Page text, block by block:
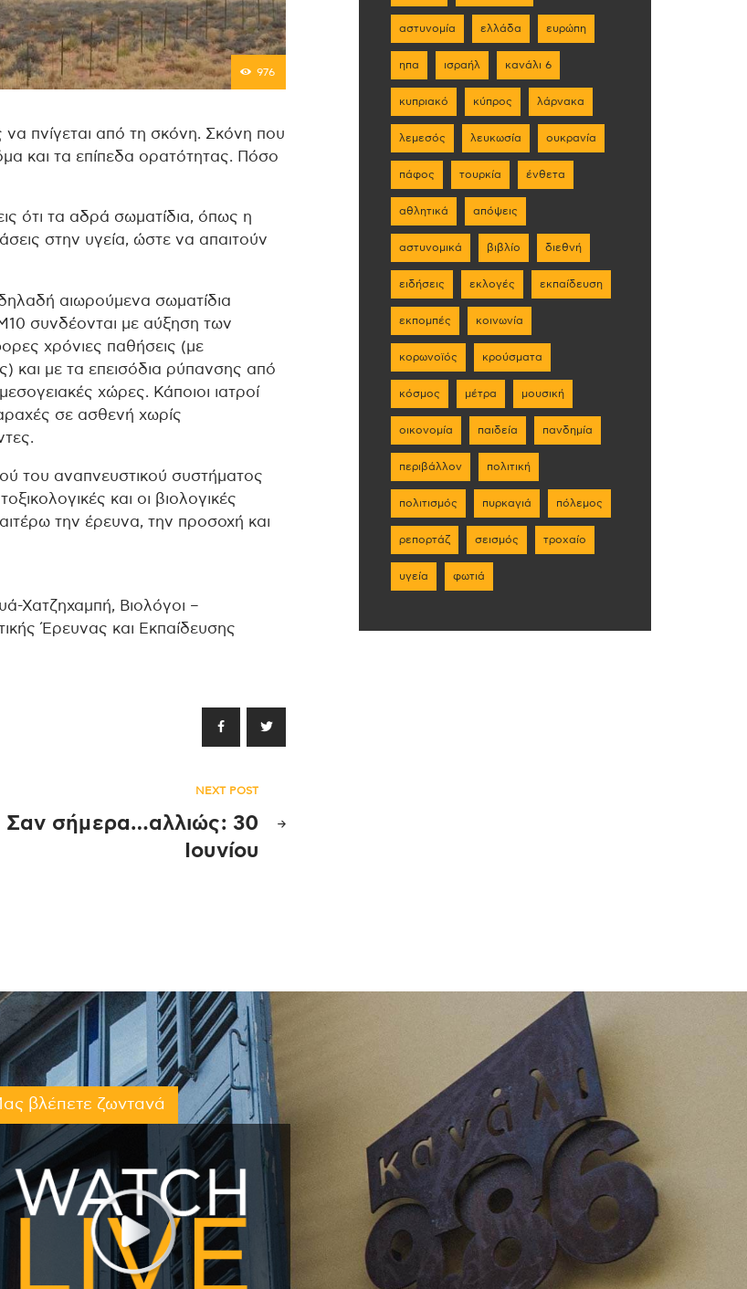
976
πνίγεται από τη σκόνη. Σκόνη που
και τα επίπεδα ορατότητας. Πόσο
ότι τα αδρά σωματίδια, όπως η
στην υγεία, ώστε να απαιτούν
αιωρούμενα σωματίδια
συνδέονται με αύξηση των
χρόνιες παθήσεις (με
και με τα επεισόδια ρύπανσης από
χώρες. Κάποιοι ιατροί
σε ασθενή χωρίς
του αναπνευστικού συστήματος
και οι βιολογικές
την έρευνα, την προσοχή και
Χατζηχαμπή, Βιολόγοι –
Έρευνας και Εκπαίδευσης
NEXT POST
Σαν σήμερα…αλλιώς: 30
Ιουνίου
αστυνομία ελλάδα ευρώπη
ηπα ισραήλ κανάλι 6
κυπριακό κύπρος λάρνακα
λεμεσός λευκωσία ουκρανία
πάφος τουρκία ένθετα
αθλητικά απόψεις
αστυνομικά βιβλίο διεθνή
ειδήσεις εκλογές εκπαίδευση
εκπομπές κοινωνία
κορωνοϊός κρούσματα
κόσμος μέτρα μουσική
οικονομία παιδεία πανδημία
περιβάλλον πολιτική
πολιτισμός πυρκαγιά πόλεμος
ρεπορτάζ σεισμός τροχαίο
υγεία φωτιά
βλέπετε ζωντανά